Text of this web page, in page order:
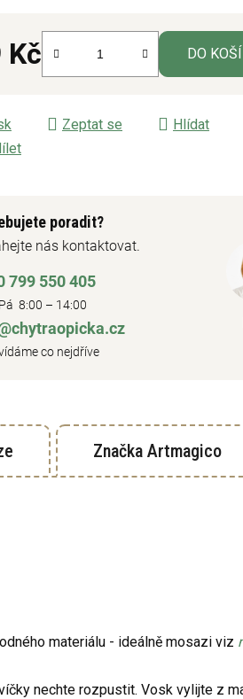
Kč
cena:
DO
Zeptat se
Hlídat
poradit?
nás kontaktovat.
799 550 405
8:00 – 14:00
co nejdříve
ZnačkaArtmagico
materiálu - ideálně mosazi viz
nechte rozpustit. Vosk vylijte z